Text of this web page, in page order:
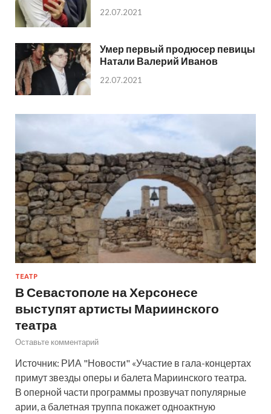
22.07.2021
Умер первый продюсер певицы
Натали Валерий Иванов
22.07.2021
ТЕАТР
В Севастополе на Херсонесе
выступят артисты Мариинского
театра
Оставьте комментарий
Источник: РИА "Новости" «Участие в гала-концертах
примут звезды оперы и балета Мариинского театра.
В оперной части программы прозвучат популярные
арии, а балетная труппа покажет одноактную